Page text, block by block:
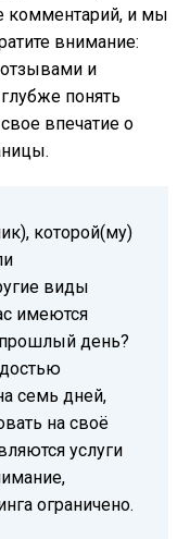
комментарий, и мы
внимание:
и
понять
впечатие о
которой(му)
виды
имеются
день?
семь дней,
на своё
услуги
ограничено.